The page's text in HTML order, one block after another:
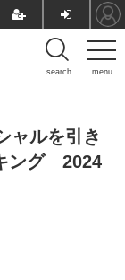
menu
search
ャルを引き
ング 2024